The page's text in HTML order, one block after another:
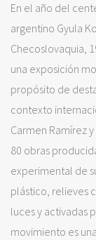
En el año del
argentino Gyula
Checoslovaquia,
una exposición
propósito de
contexto
Carmen Ramírez
80 obras
experimental de
plástico, relieves
luces y activadas
movimiento es